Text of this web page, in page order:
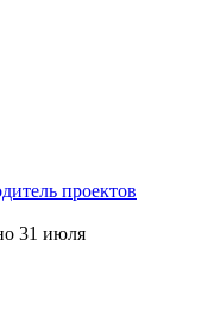
проектов
31 июля